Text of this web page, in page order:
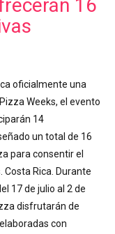
16
oficialmente una
Weeks, el evento
14
un total de 16
para consentir el
Rica. Durante
17 de julio al 2 de
disfrutarán de
con